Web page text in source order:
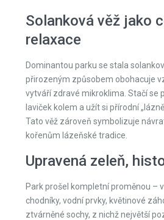
Solanková věž jako
relaxace
Dominantou parku se stala
přirozeným způsobem obohacuje
vytváří zdravé mikroklima. Stačí se
laviček kolem a užít si přírodní
Tato věž zároveň symbolizuje
kořenům lázeňské tradice.
Upravená zeleň,
Park prošel kompletní proměnou –
chodníky, vodní prvky, květinové
ztvárněné sochy, z nichž největší